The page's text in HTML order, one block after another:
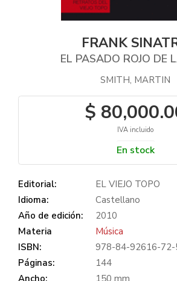
FRANK
EL PASADO ROJO DE
SMITH, MARTIN
$
IVA incluido
En stock
Editorial:
EL VIEJO TOPO
Idioma:
Castellano
Año de edición:
2010
Materia
Música
ISBN:
978-84-92616-
Páginas:
144
Ancho:
150 mm